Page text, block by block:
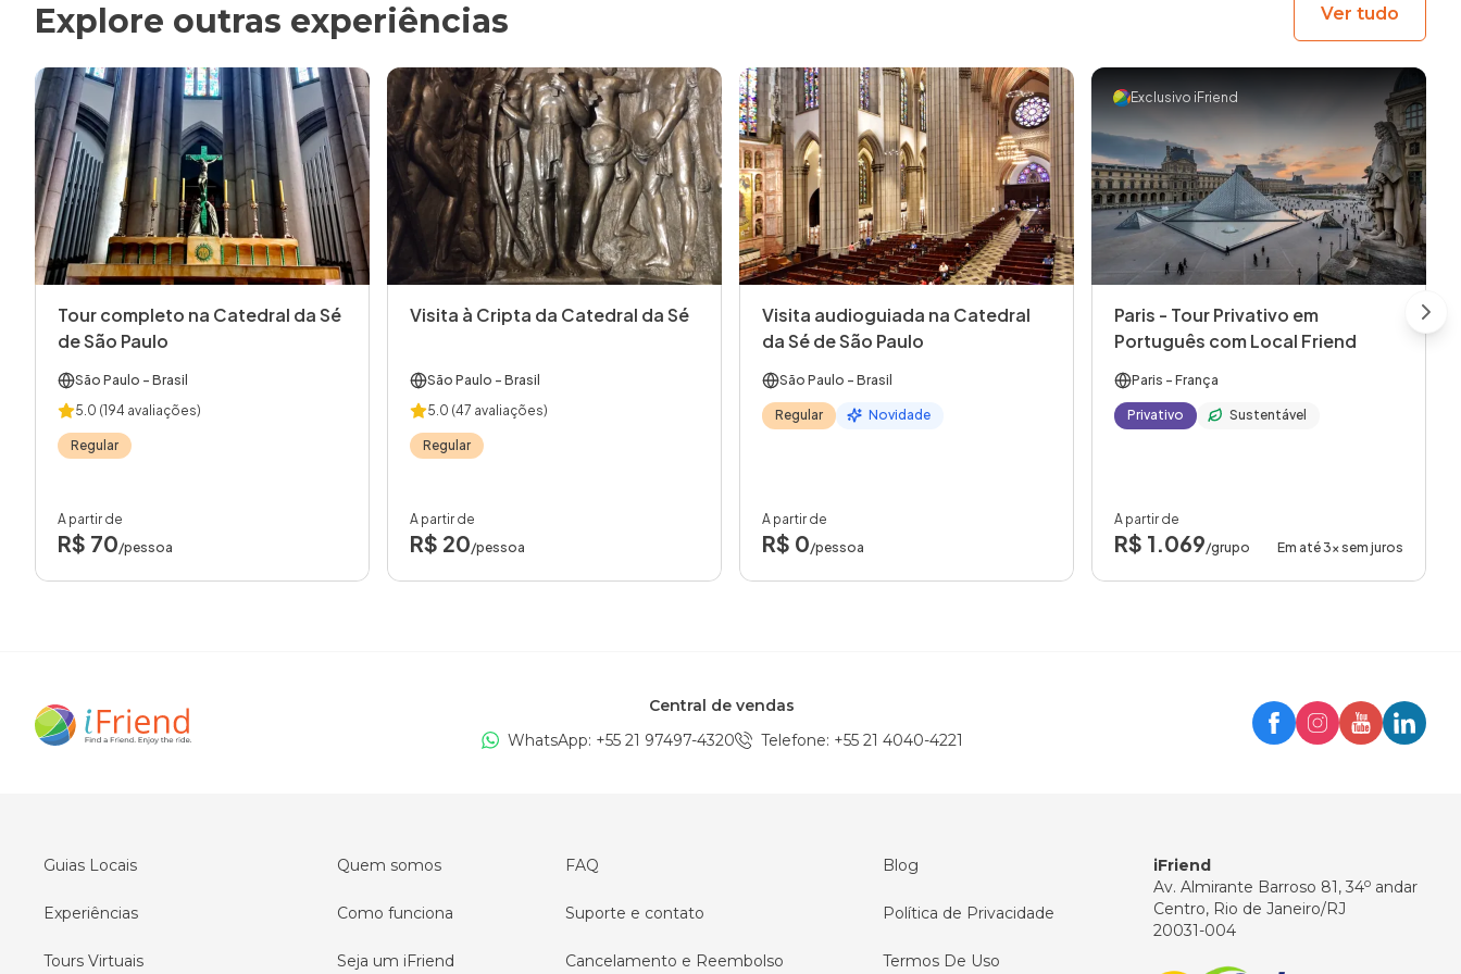
Explore outras experiências Ver tudo
Tour completo na Catedral da Sé
de São Paulo
São Paulo - Brasil
5.0 (194 avaliações)
Regular
A partir de
R$ 70/pessoa
Visita à Cripta da Catedral da Sé
São Paulo - Brasil
5.0 (47 avaliações)
Regular
A partir de
R$ 20/pessoa
Visita audioguiada na Catedral
da Sé de São Paulo
São Paulo - Brasil
Regular Novidade
A partir de
R$ 0/pessoa
Exclusivo iFriend
Paris - Tour Privativo em
Português com Local Friend
Paris - França
Privativo Sustentável
A partir de
R$ 1.069/grupo Em até 3x sem juros
Central de vendas
WhatsApp: +55 21 97497-4320 Telefone: +55 21 4040-4221
Guias Locais
Experiências
Tours Virtuais
Quem somos
Como funciona
Seja um iFriend
FAQ
Suporte e contato
Cancelamento e Reembolso
Blog
Política de Privacidade
Termos De Uso
iFriend
Av. Almirante Barroso 81, 34o andar
Centro, Rio de Janeiro/RJ
20031-004